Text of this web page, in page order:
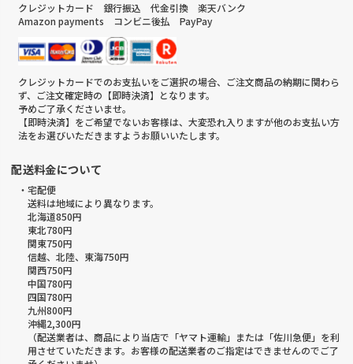
クレジットカード 銀行振込 代金引換 楽天バンク
Amazon payments コンビニ後払 PayPay
クレジットカードでのお支払いをご選択の場合、ご注文商品の納期に関わら
ず、ご注文確定時の【即時決済】となります。
予めご了承くださいませ。
【即時決済】をご希望でないお客様は、大変恐れ入りますが他のお支払い方
法をお選びいただきますようお願いいたします。
配送料金について
・宅配便
送料は地域により異なります。
北海道850円
東北780円
関東750円
信越、北陸、東海750円
関西750円
中国780円
四国780円
九州800円
沖縄2,300円
（配送業者は、商品により当店で「ヤマト運輸」または「佐川急便」を利
用させていただきます。お客様の配送業者のご指定はできませんのでご了